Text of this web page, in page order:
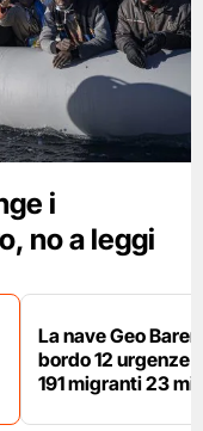
i
no a leggi
La nave Geo
bordo 12 urgenze
191 migranti 23